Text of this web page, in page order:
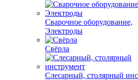
Сварочное оборудование,
Электроды
Свёрла
Слесарный, столярный